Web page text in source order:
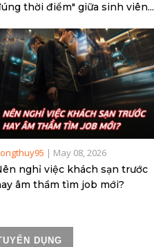
thời điểm" giữa sinh viên...
| May 08, 2026
nghỉ việc khách sạn trước
âm thầm tìm job mới?
DỤNG